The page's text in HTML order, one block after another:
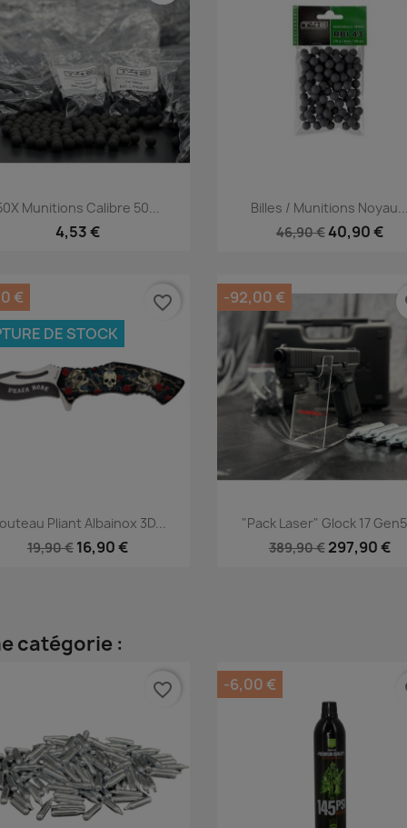
Aperçu rapide
Munitions Calibre 50...
4,53 €
Aperçu rapide
Billes / Munitions Noyau...
46,90 € 40,90 €
Aperçu rapide
Pliant Albainox 3D...
19,90 € 16,90 €
€
DE STOCK
favorite_border
Aperçu rapide
"Pack Laser" Glock 17
389,90 € 297,90 €
-92,00 €
catégorie :
favorite_border -6,00 €